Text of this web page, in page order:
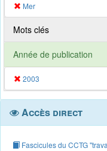
Mer
Mots clés
Année de publication
2003
Accès direct
Fascicules du CCTG